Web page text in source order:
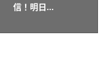
信！明日...